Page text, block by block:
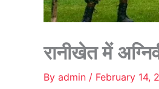
रानीखेत में
By admin / February 14,